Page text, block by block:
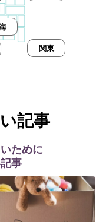
関東
記事
ために
事